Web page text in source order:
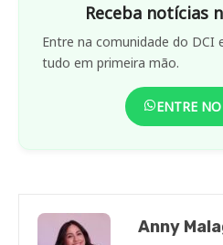
Receba notícias
Entre na comunidade do DCI
tudo em primeira mão.
ENTRE
Anny